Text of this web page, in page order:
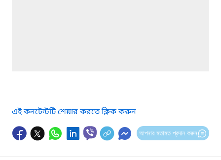
এই কনটেন্টটি শেয়ার করতে ক্লিক করুন
আপনার মতামত প্রদান করুন